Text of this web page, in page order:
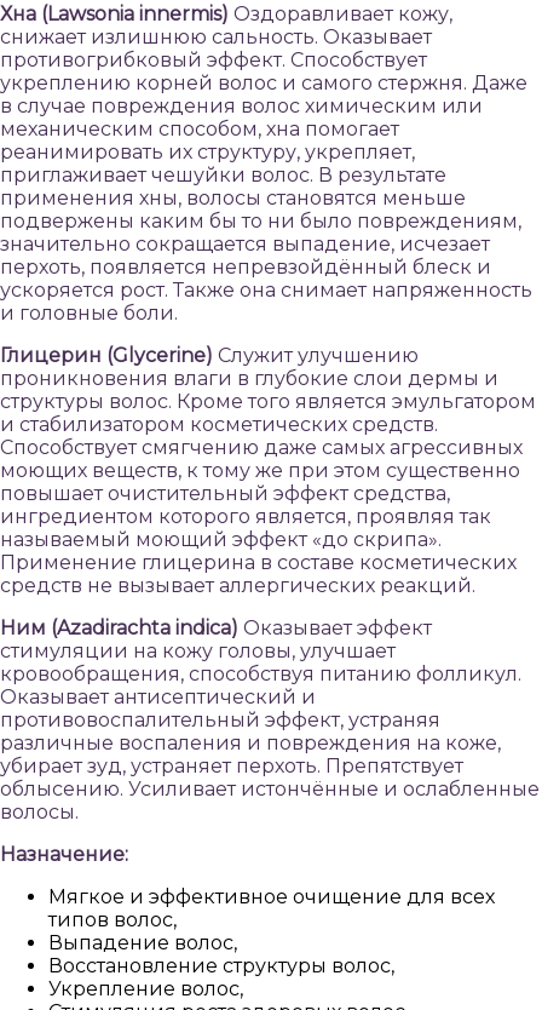
Хна (Lawsonia innermis) Оздоравливает кожу,
снижает излишнюю сальность. Оказывает
противогрибковый эффект. Способствует
укреплению корней волос и самого стержня. Даже
в случае повреждения волос химическим или
механическим способом, хна помогает
реанимировать их структуру, укрепляет,
приглаживает чешуйки волос. В результате
применения хны, волосы становятся меньше
подвержены каким бы то ни было повреждениям,
значительно сокращается выпадение, исчезает
перхоть, появляется непревзойдённый блеск и
ускоряется рост. Также она снимает напряженность
и головные боли.
Глицерин (Glycerine) Служит улучшению
проникновения влаги в глубокие слои дермы и
структуры волос. Кроме того является эмульгатором
и стабилизатором косметических средств.
Способствует смягчению даже самых агрессивных
моющих веществ, к тому же при этом существенно
повышает очистительный эффект средства,
ингредиентом которого является, проявляя так
называемый моющий эффект «до скрипа».
Применение глицерина в составе косметических
средств не вызывает аллергических реакций.
Ним (Azadirachta indica) Оказывает эффект
стимуляции на кожу головы, улучшает
кровообращения, способствуя питанию фолликул.
Оказывает антисептический и
противовоспалительный эффект, устраняя
различные воспаления и повреждения на коже,
убирает зуд, устраняет перхоть. Препятствует
облысению. Усиливает истончённые и ослабленные
волосы.
Назначение:
Мягкое и эффективное очищение для всех
типов волос,
Выпадение волос,
Восстановление структуры волос,
Укрепление волос,